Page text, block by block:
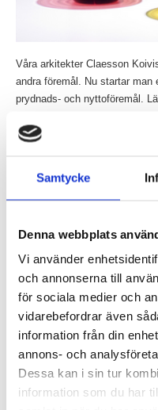
Samtycke
Denna webbplats
Vi använder
och annonserna till
för sociala medier och
vidarebefordrar även
information från din
annons- och
Dessa kan i sin tur
information som du har
Våra arkitekter Claesson
andra föremål. Nu startar
prydnads- och nyttoföremål.
Läs mer »
Inlagt den26 januari 2015
års upplaga av Wallpaper*